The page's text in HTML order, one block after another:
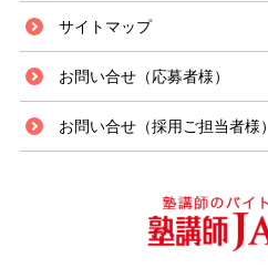
サイトマップ
お問い合せ（応募者様）
お問い合せ（採用ご担当者様）